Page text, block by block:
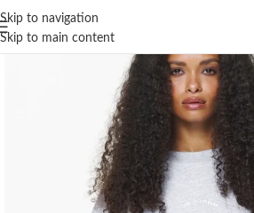
Skip to navigation
Skip to main content